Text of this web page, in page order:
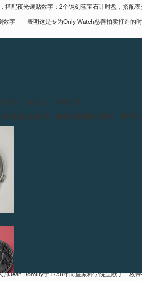
搭配夜光镶贴数字；2个镌刻蓝宝石计时盘，搭配夜
数字——表明这是专为Only Watch慈善拍卖打造的时
动、停止和复位归零。
由F.P.Journe设计，完全由我们的自有制表厂自
的手工技艺得以代代传承，这在制表业是极其珍
。一项重要的即需的研发是在仅为6.80毫米的厚
之众多无可争辩的卓越品质之一。
能
可能会想到Nicolas-Matthieu Rieussec。这很顺
如果就这样一笔带过计时码表的历史，就剥夺了
准确显示时间的仪器，要精确到秒钟。因此，天
个现象的时长。遇到的问题：装置不显示时间，且
秒针集成于时间显示装置，方法是额外添加一个
Jean Romilly于1758年向皇家科学院呈献了一枚
产品均为伪冒品，敬请留意。
伪冒品日益增加，请务必保持高度警觉，并于购